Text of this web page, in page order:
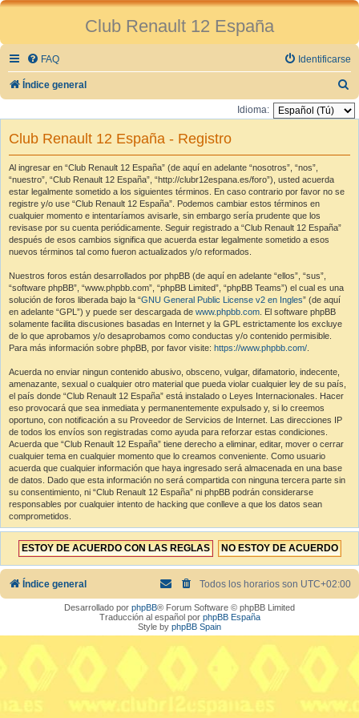
Club Renault 12 España
FAQ Identificarse
Índice general
u
Idioma:
Club Renault 12 España - Registro
Al ingresar en “Club Renault 12 España” (de aquí en adelante “nosotros”, “nos”,
“nuestro”, “Club Renault 12 España”, “http://clubr12espana.es/foro”), usted acuerda
estar legalmente sometido a los siguientes términos. En caso contrario por favor no se
registre y/o use “Club Renault 12 España”. Podemos cambiar estos términos en
cualquier momento e intentaríamos avisarle, sin embargo sería prudente que los
revisase por su cuenta periódicamente. Seguir registrado a “Club Renault 12 España”
después de esos cambios significa que acuerda estar legalmente sometido a esos
nuevos términos tal como fueron actualizados y/o reformados.
Nuestros foros están desarrollados por phpBB (de aquí en adelante “ellos”, “sus”,
“software phpBB”, “www.phpbb.com”, “phpBB Limited”, “phpBB Teams”) el cual es una
solución de foros liberada bajo la “GNU General Public License v2 en Ingles” (de aquí
en adelante “GPL”) y puede ser descargada de www.phpbb.com . El software phpBB
solamente facilita discusiones basadas en Internet y la GPL estrictamente los excluye
de lo que aprobamos y/o desaprobamos como conductas y/o contenido permisible.
Para más información sobre phpBB, por favor visite: https://www.phpbb.com/
Acuerda no enviar ningun contenido abusivo, obsceno, vulgar, difamatorio, indecente,
amenazante, sexual o cualquier otro material que pueda violar cualquier ley de su país,
el país donde “Club Renault 12 España” está instalado o Leyes Internacionales. Hacer
eso provocará que sea inmediata y permanentemente expulsado y, si lo creemos
oportuno, con notificación a su Proveedor de Servicios de Internet. Las direcciones IP
de todos los envíos son registradas como ayuda para reforzar estas condiciones.
Acuerda que “Club Renault 12 España” tiene derecho a eliminar, editar, mover o cerrar
cualquier tema en cualquier momento que lo creamos conveniente. Como usuario
acuerda que cualquier información que haya ingresado será almacenada en una base
de datos. Dado que esta información no será compartida con ninguna tercera parte sin
su consentimiento, ni “Club Renault 12 España” ni phpBB podrán considerarse
responsables por cualquier intento de hacking que conlleve a que los datos sean
comprometidos.
Índice general Todos los horarios son UTC+02:00
Desarrollado por phpBB® Forum Software © phpBB Limited
Traducción al español por phpBB España
Style by phpBB Spain